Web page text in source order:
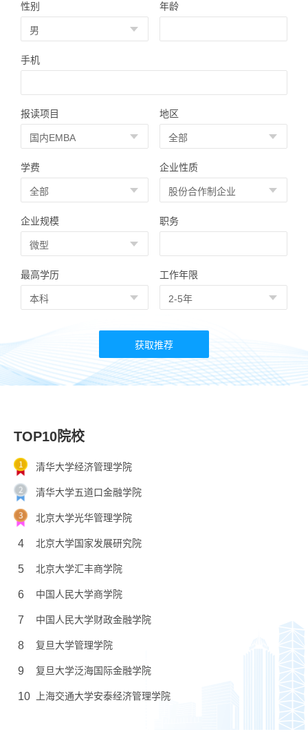
性别 年龄
手机
报读项目 地区
学费 企业性质
企业规模 职务
最高学历 工作年限
TOP10院校
清华大学经济管理学院
清华大学五道口金融学院
北京大学光华管理学院
4 北京大学国家发展研究院
5 北京大学汇丰商学院
6 中国人民大学商学院
7 中国人民大学财政金融学院
8 复旦大学管理学院
9 复旦大学泛海国际金融学院
10 上海交通大学安泰经济管理学院